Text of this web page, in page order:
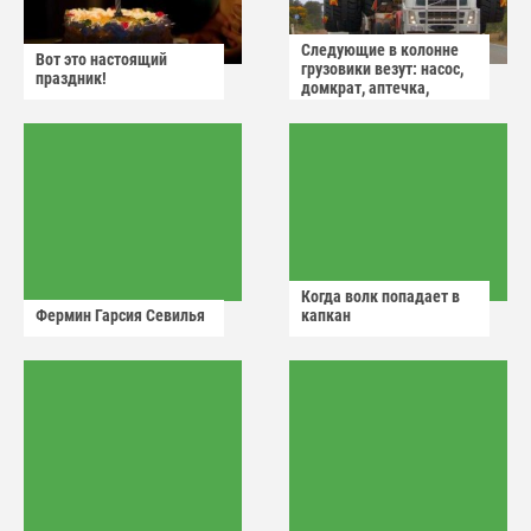
Вот это настоящий
праздник!
Следующие в колонне
грузовики везут: насос,
домкрат, аптечка,
Фермин Гарсия Севилья
Когда волк попадает в
капкан